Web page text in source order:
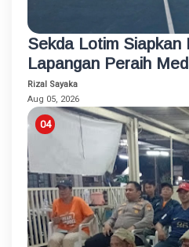
Sekda Lotim Siapkan
Lapangan Peraih
Porprov
Rizal Sayaka
Aug 05, 2026